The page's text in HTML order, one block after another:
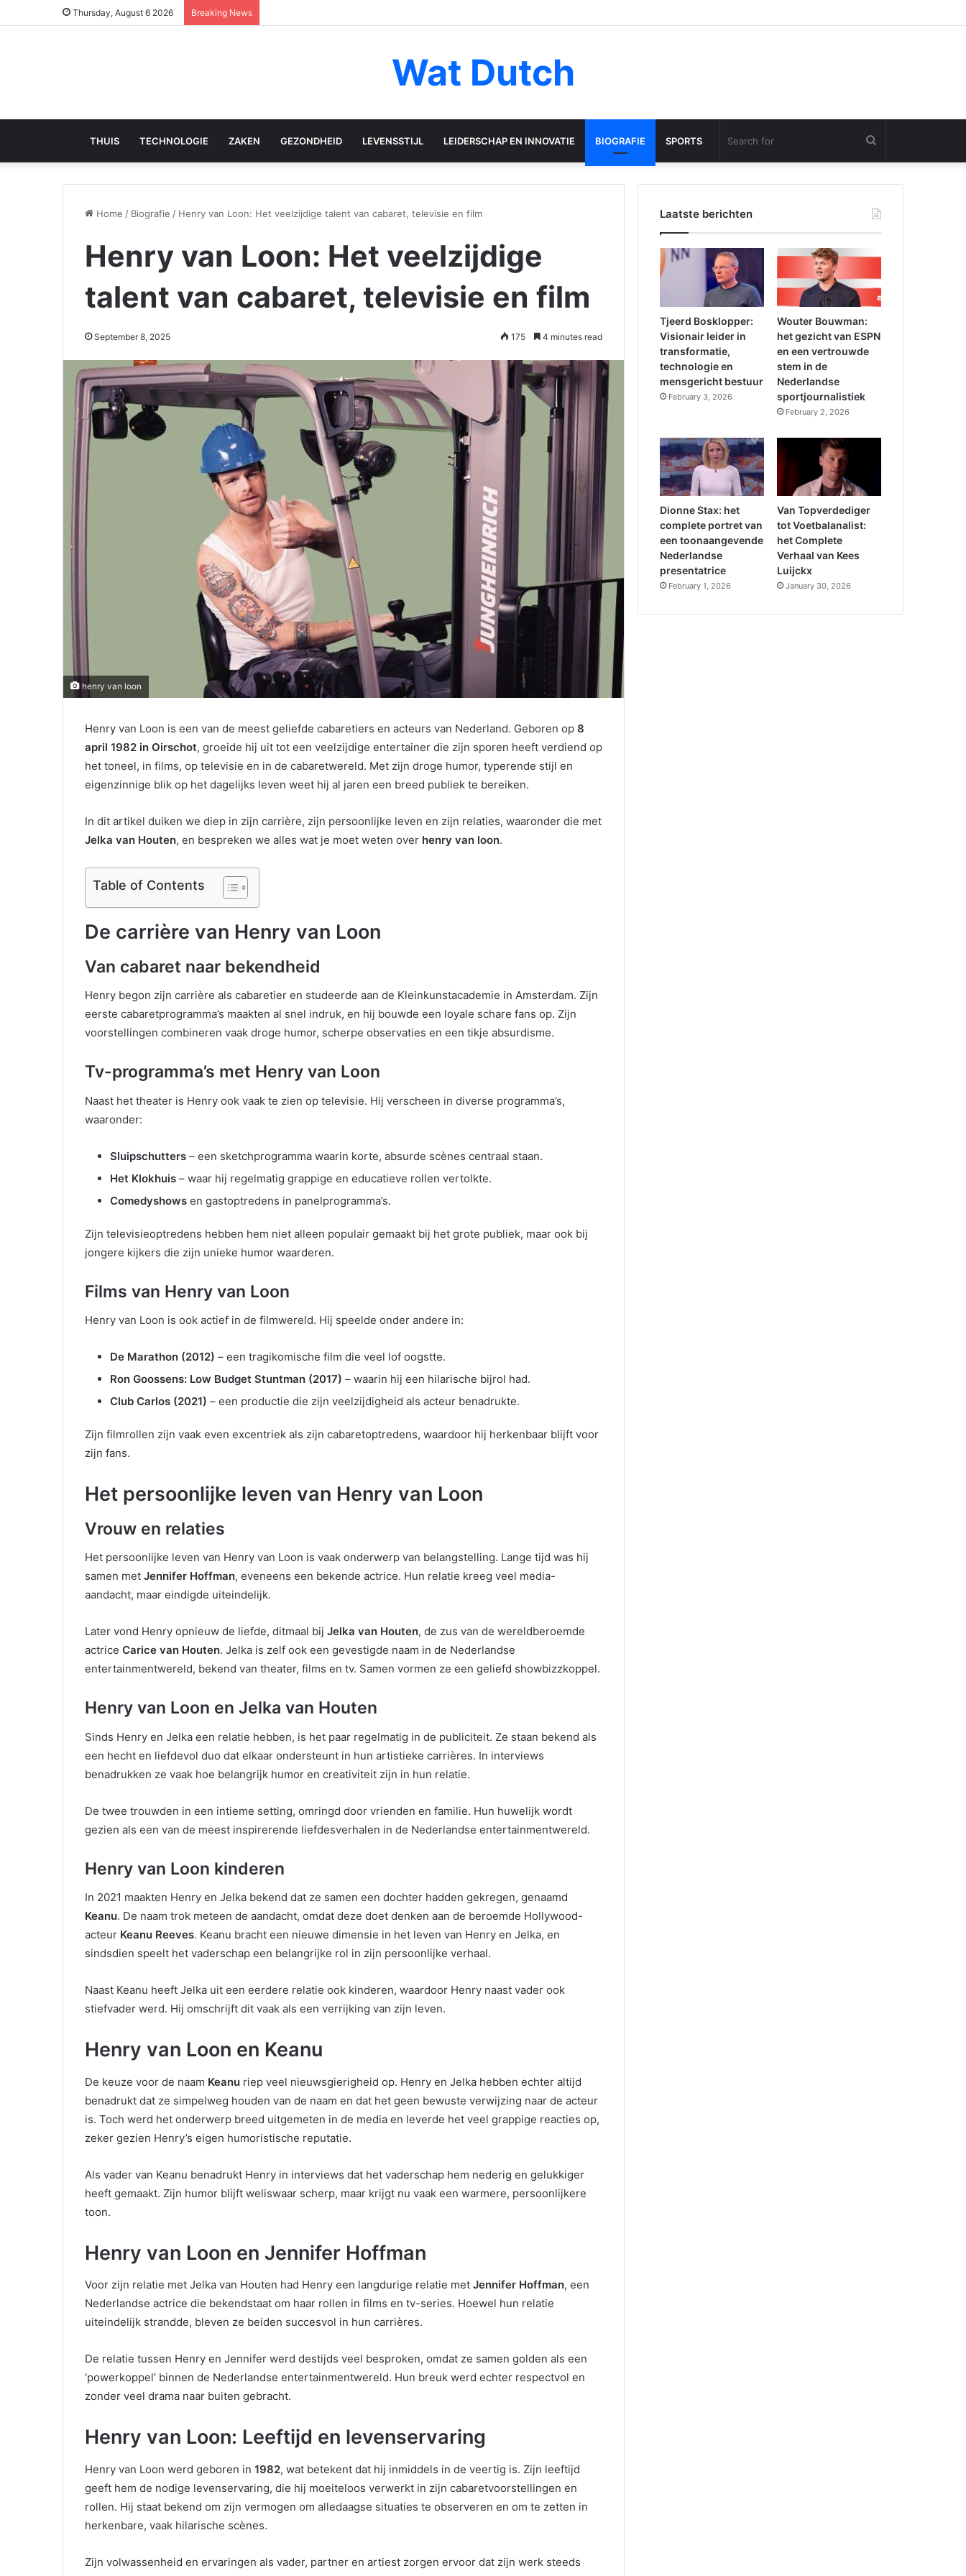
Thursday, August 6 2026 Breaking News
Wat Dutch
THUIS TECHNOLOGIE ZAKEN GEZONDHEID LEVENSSTIJL LEIDERSCHAP EN INNOVATIE BIOGRAFIE SPORTS
for
Home / Biografie / Henry van Loon: Het veelzijdige talent van cabaret, televisie en film
Henry van Loon: Het veelzijdige
talent van cabaret, televisie en film
September 8, 2025 175 4 minutes read
henry van loon
Henry van Loon is een van de meest geliefde cabaretiers en acteurs van Nederland. Geboren op 8
april 1982 in Oirschot, groeide hij uit tot een veelzijdige entertainer die zijn sporen heeft verdiend op
het toneel, in films, op televisie en in de cabaretwereld. Met zijn droge humor, typerende stijl en
eigenzinnige blik op het dagelijks leven weet hij al jaren een breed publiek te bereiken.
In dit artikel duiken we diep in zijn carrière, zijn persoonlijke leven en zijn relaties, waaronder die met
Jelka van Houten, en bespreken we alles wat je moet weten over henry van loon.
Table of Contents
De carrière van Henry van Loon
Van cabaret naar bekendheid
Henry begon zijn carrière als cabaretier en studeerde aan de Kleinkunstacademie in Amsterdam. Zijn
eerste cabaretprogramma’s maakten al snel indruk, en hij bouwde een loyale schare fans op. Zijn
voorstellingen combineren vaak droge humor, scherpe observaties en een tikje absurdisme.
Tv-programma’s met Henry van Loon
Naast het theater is Henry ook vaak te zien op televisie. Hij verscheen in diverse programma’s,
waaronder:
Sluipschutters – een sketchprogramma waarin korte, absurde scènes centraal staan.
Het Klokhuis – waar hij regelmatig grappige en educatieve rollen vertolkte.
Comedyshows en gastoptredens in panelprogramma’s.
Zijn televisieoptredens hebben hem niet alleen populair gemaakt bij het grote publiek, maar ook bij
jongere kijkers die zijn unieke humor waarderen.
Films van Henry van Loon
Henry van Loon is ook actief in de filmwereld. Hij speelde onder andere in:
De Marathon (2012) – een tragikomische film die veel lof oogstte.
Ron Goossens: Low Budget Stuntman (2017) – waarin hij een hilarische bijrol had.
Club Carlos (2021) – een productie die zijn veelzijdigheid als acteur benadrukte.
Zijn filmrollen zijn vaak even excentriek als zijn cabaretoptredens, waardoor hij herkenbaar blijft voor
zijn fans.
Het persoonlijke leven van Henry van Loon
Vrouw en relaties
Het persoonlijke leven van Henry van Loon is vaak onderwerp van belangstelling. Lange tijd was hij
samen met Jennifer Hoffman, eveneens een bekende actrice. Hun relatie kreeg veel media-
aandacht, maar eindigde uiteindelijk.
Later vond Henry opnieuw de liefde, ditmaal bij Jelka van Houten, de zus van de wereldberoemde
actrice Carice van Houten. Jelka is zelf ook een gevestigde naam in de Nederlandse
entertainmentwereld, bekend van theater, films en tv. Samen vormen ze een geliefd showbizzkoppel.
Henry van Loon en Jelka van Houten
Sinds Henry en Jelka een relatie hebben, is het paar regelmatig in de publiciteit. Ze staan bekend als
een hecht en liefdevol duo dat elkaar ondersteunt in hun artistieke carrières. In interviews
benadrukken ze vaak hoe belangrijk humor en creativiteit zijn in hun relatie.
De twee trouwden in een intieme setting, omringd door vrienden en familie. Hun huwelijk wordt
gezien als een van de meest inspirerende liefdesverhalen in de Nederlandse entertainmentwereld.
Henry van Loon kinderen
In 2021 maakten Henry en Jelka bekend dat ze samen een dochter hadden gekregen, genaamd
Keanu. De naam trok meteen de aandacht, omdat deze doet denken aan de beroemde Hollywood-
acteur Keanu Reeves. Keanu bracht een nieuwe dimensie in het leven van Henry en Jelka, en
sindsdien speelt het vaderschap een belangrijke rol in zijn persoonlijke verhaal.
Naast Keanu heeft Jelka uit een eerdere relatie ook kinderen, waardoor Henry naast vader ook
stiefvader werd. Hij omschrijft dit vaak als een verrijking van zijn leven.
Henry van Loon en Keanu
De keuze voor de naam Keanu riep veel nieuwsgierigheid op. Henry en Jelka hebben echter altijd
benadrukt dat ze simpelweg houden van de naam en dat het geen bewuste verwijzing naar de acteur
is. Toch werd het onderwerp breed uitgemeten in de media en leverde het veel grappige reacties op,
zeker gezien Henry’s eigen humoristische reputatie.
Als vader van Keanu benadrukt Henry in interviews dat het vaderschap hem nederig en gelukkiger
heeft gemaakt. Zijn humor blijft weliswaar scherp, maar krijgt nu vaak een warmere, persoonlijkere
toon.
Henry van Loon en Jennifer Hoffman
Voor zijn relatie met Jelka van Houten had Henry een langdurige relatie met Jennifer Hoffman, een
Nederlandse actrice die bekendstaat om haar rollen in films en tv-series. Hoewel hun relatie
uiteindelijk strandde, bleven ze beiden succesvol in hun carrières.
De relatie tussen Henry en Jennifer werd destijds veel besproken, omdat ze samen golden als een
‘powerkoppel’ binnen de Nederlandse entertainmentwereld. Hun breuk werd echter respectvol en
zonder veel drama naar buiten gebracht.
Henry van Loon: Leeftijd en levenservaring
Henry van Loon werd geboren in 1982, wat betekent dat hij inmiddels in de veertig is. Zijn leeftijd
geeft hem de nodige levenservaring, die hij moeiteloos verwerkt in zijn cabaretvoorstellingen en
rollen. Hij staat bekend om zijn vermogen om alledaagse situaties te observeren en om te zetten in
herkenbare, vaak hilarische scènes.
Zijn volwassenheid en ervaringen als vader, partner en artiest zorgen ervoor dat zijn werk steeds
Laatste berichten
Tjeerd Bosklopper:
Visionair leider in
transformatie,
technologie en
mensgericht bestuur
February 3, 2026
Wouter Bouwman:
het gezicht van ESPN
en een vertrouwde
stem in de
Nederlandse
sportjournalistiek
February 2, 2026
Dionne Stax: het
complete portret van
een toonaangevende
Nederlandse
presentatrice
February 1, 2026
Van Topverdediger
tot Voetbalanalist:
het Complete
Verhaal van Kees
Luijckx
January 30, 2026